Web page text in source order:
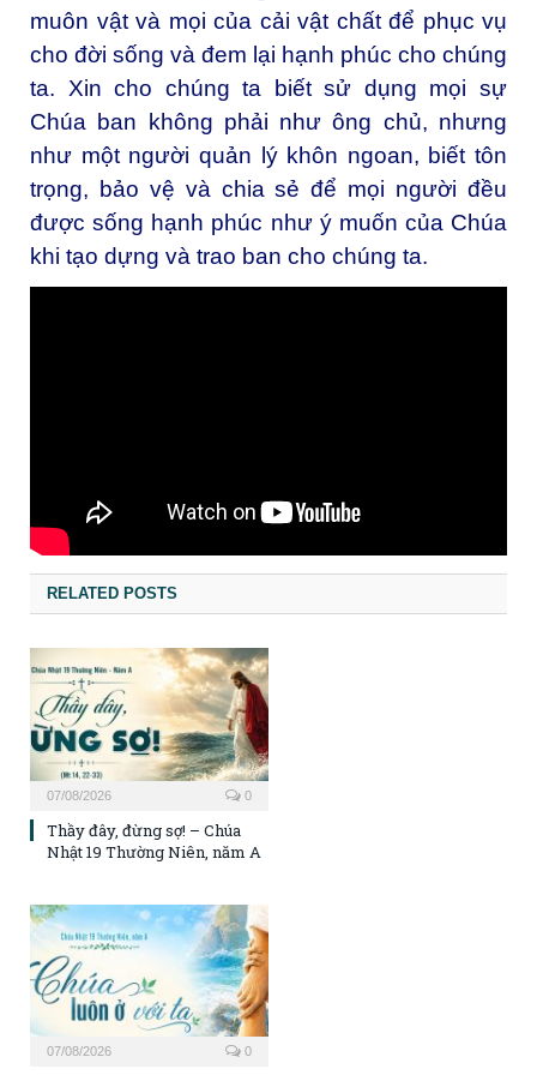
muôn vật và mọi của cải vật chất để phục vụ
cho đời sống và đem lại hạnh phúc cho chúng
ta. Xin cho chúng ta biết sử dụng mọi sự
Chúa ban không phải như ông chủ, nhưng
như một người quản lý khôn ngoan, biết tôn
trọng, bảo vệ và chia sẻ để mọi người đều
được sống hạnh phúc như ý muốn của Chúa
khi tạo dựng và trao ban cho chúng ta.
RELATED POSTS
07/08/2026 0
Thầy đây, đừng sợ! – Chúa
Nhật 19 Thường Niên, năm A
07/08/2026 0